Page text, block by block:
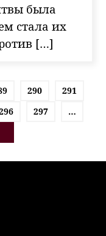
была
стала их
[…]
290
291
297
…